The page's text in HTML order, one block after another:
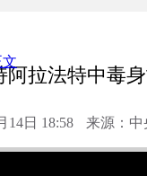
文
阿拉法特中毒
14日 18:58 来源：中